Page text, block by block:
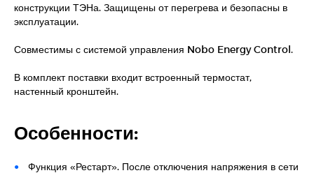
конструкции ТЭНа. Защищены от перегрева и безопасны в
эксплуатации.
Совместимы с системой управления Nobo Energy Control.
В комплект поставки входит встроенный термостат,
настенный кронштейн.
Особенности:
Функция «Рестарт». После отключения напряжения в сети